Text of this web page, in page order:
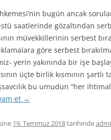
bugün ancak
saatlerinde gözaltından
müvekkillerinin serbest
göre serbest
yerin yakınında bir işe
üçte birlik kısmının
bu umudun “her
et →
19. Temmuz 2018tarihinde